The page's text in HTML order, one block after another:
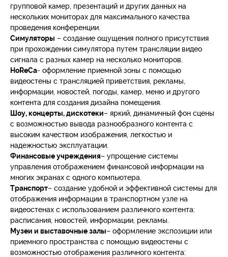
групповой камер, презентаций и других данных на
нескольких мониторах для максимального качества
проведения конференции.
Симуляторы – создание ощущения полного присутствия
при прохождении симулятора путем трансляции видео
сигнала с разных камер на несколько мониторов.
HoReCa- оформление приемной зоны с помощью
видеостены с трансляцией приветствия, рекламы,
информации, новостей, погоды, камер, меню и другого
контента для создания дизайна помещения.
Шоу, концерты, дискотеки– яркий, динамичный фон сцены
с возможностью вывода разнообразного контента с
высоким качеством изображения, легкостью и
надежностью эксплуатации.
Финансовые учреждения– упрощение системы
управления отображением финансовой информации на
многих экранах с одного компьютера.
Транспорт– создание удобной и эффективной системы для
отображения информации в транспортном узле на
видеостенах с использованием различного контента:
расписания, новостей, информации, рекламы.
Музеи и выставочные залы– оформление экспозиции или
приемного пространства с помощью видеостены с
возможностью отображения различного контента: